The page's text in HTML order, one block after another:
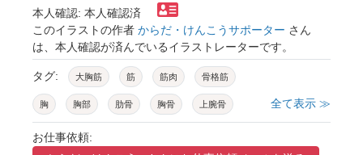
本人確認: 本人確認済
このイラストの作者 からだ・けんこうサポーター さん
は、本人確認が済んでいるイラストレーターです。
タグ: 大胸筋 筋 筋肉 骨格筋
胸 胸部 肋骨 胸骨 上腕骨
解剖学
全て表示 ≫
お仕事依頼: